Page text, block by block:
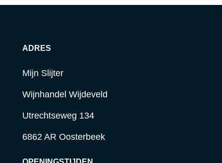
ADRES
Mijn Slijter
Wijnhandel Wijdeveld
Utrechtseweg 134
6862 AR Oosterbeek